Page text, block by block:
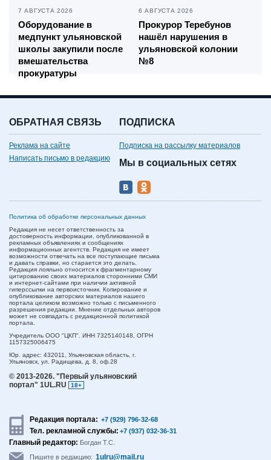
7 АВГУСТА 2026
Оборудование в
медпункт ульяновской
школы закупили после
вмешательства
прокуратуры
6 АВГУСТА 2026
Прокурор Теребунов
нашёл нарушения в
ульяновской колонии
№8
ОБРАТНАЯ СВЯЗЬ
Реклама на сайте
Написать письмо в редакцию
ПОДПИСКА
Подписка на рассылку материалов
Мы в социальных сетях
Политика об обработке персональных данных
Редакция не несет ответственность за
достоверность информации, опубликованной в
рекламных объявлениях и сообщениях
информационных агентств. Редакция не имеет
возможности отвечать на все поступающие письма
и давать справки, но старается это делать.
Редакция лояльно относится к фрагментарному
цитированию своих материалов сторонними СМИ
и интернет-сайтами при наличии активной
гиперссылки на первоисточник. Копирование и
опубликование авторских материалов нашего
портала целиком возможно только с письменного
разрешения редакции. Мнение отдельных авторов
может не совпадать с редакционной политикой
портала.
Учредитель ООО "ЦКП". ИНН 7325140148, ОГРН
1157325006475
Юр. адрес: 432011, Ульяновская область, г.
Ульяновск, ул. Радищева, д. 8, оф.28
© 2013-2026. "Первый ульяновский
портал" 1UL.RU
18+
Редакция портала: +7 (929) 796-32-68
Тел. рекламной службы: +7 (937) 032-36-31
Главный редактор: Богдан Т.С.
Пишите в редакцию: 1ulru@mail.ru